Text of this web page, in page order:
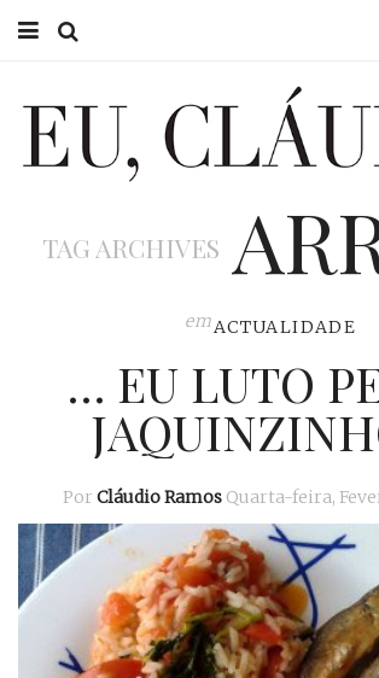
EU CLÁUDIO
EU NA TV
ACTUALIDADE
TAG ARCHIVES
emACTUALIDADE
… EU LUTO
Por Cláudio Ramos Quarta-feira,